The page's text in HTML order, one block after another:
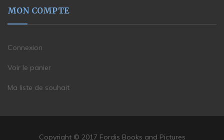
MON COMPTE
Connexion
Voir le panier
Ma liste de souhait
Copyright © 2017 Fordis Books and Pictures